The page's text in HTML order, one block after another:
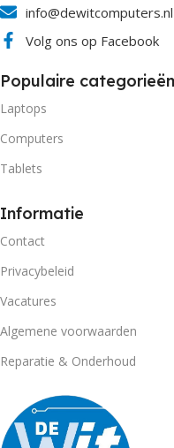
info@dewitcomputers.nl
Volg ons op Facebook
Populaire categorieën
Laptops
Computers
Tablets
Informatie
Contact
Privacybeleid
Vacatures
Algemene voorwaarden
Reparatie & Onderhoud